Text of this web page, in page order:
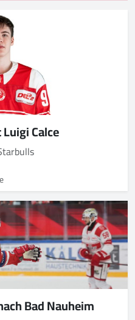
Calce
Bad Nauheim